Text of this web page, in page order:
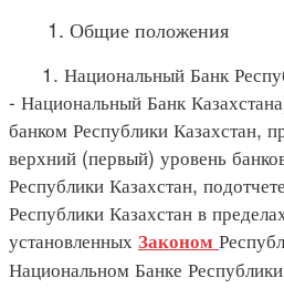
1. Общие положения
1. Национальный Банк
- Национальный Банк
банком Республики Казахстан,
верхний (первый) уровень
Республики Казахстан,
Республики Казахстан в
установленных Законом
Национальном Банке